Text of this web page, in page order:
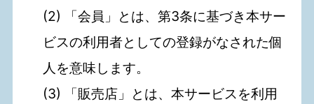
(2) 「会員」とは、第3条に基づき本サー
ビスの利用者としての登録がなされた個
人を意味します。
(3) 「販売店」とは、本サービスを利用